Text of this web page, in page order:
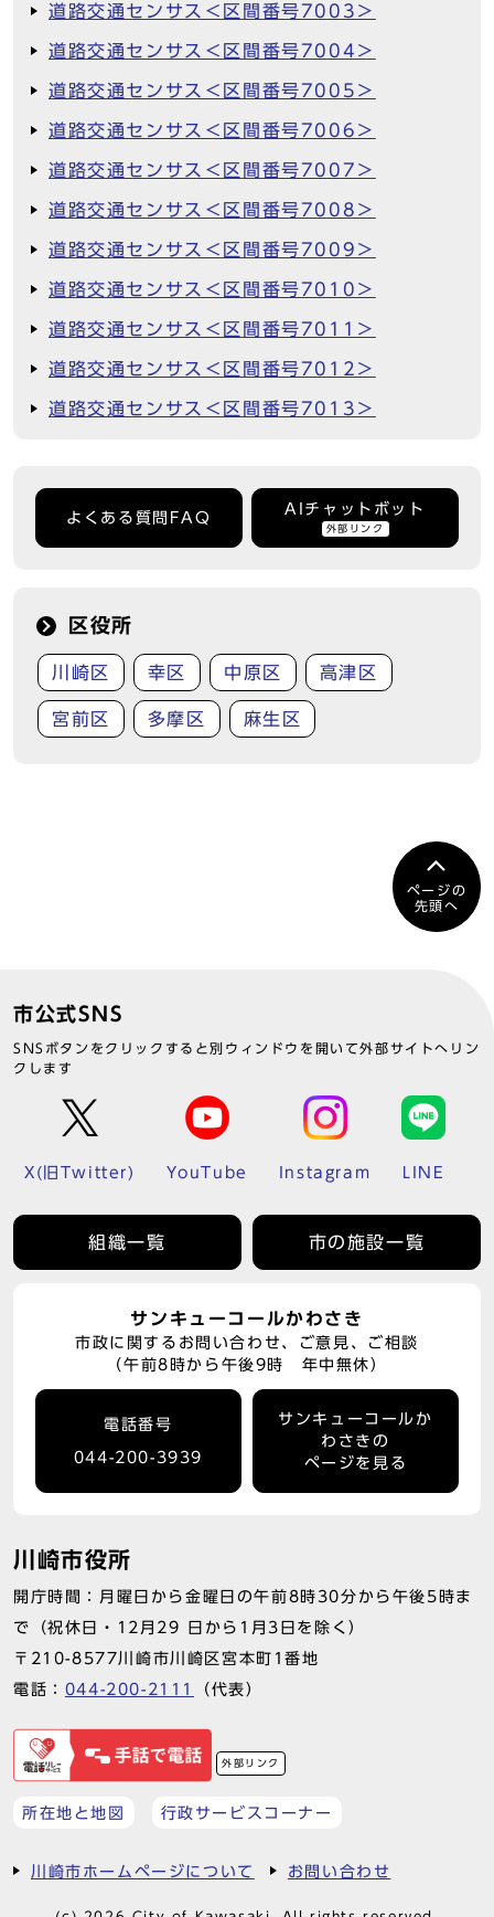
道路交通センサス＜区間番号7003＞
道路交通センサス＜区間番号7004＞
道路交通センサス＜区間番号7005＞
道路交通センサス＜区間番号7006＞
道路交通センサス＜区間番号7007＞
道路交通センサス＜区間番号7008＞
道路交通センサス＜区間番号7009＞
道路交通センサス＜区間番号7010＞
道路交通センサス＜区間番号7011＞
道路交通センサス＜区間番号7012＞
道路交通センサス＜区間番号7013＞
よくある質問FAQ
AIチャットボット
外部リンク
区役所
川崎区 幸区 中原区 高津区
宮前区 多摩区 麻生区
ページの
先頭へ
市公式SNS
SNSボタンをクリックすると別ウィンドウを開いて外部サイトへリン
クします
X(旧Twitter) YouTube Instagram LINE
組織一覧 市の施設一覧
サンキューコールかわさき
市政に関するお問い合わせ、ご意見、ご相談
（午前8時から午後9時 年中無休）
電話番号
044-200-3939
サンキューコールか
わさきの
ページを見る
川崎市役所
開庁時間：月曜日から金曜日の午前8時30分から午後5時ま
で（祝休日・12月29 日から1月3日を除く）
〒210-8577川崎市川崎区宮本町1番地
電話： 044-200-2111 （代表）
外部リンク
所在地と地図 行政サービスコーナー
川崎市ホームページについて お問い合わせ